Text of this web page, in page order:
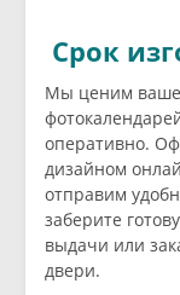
Срок
Мы ценим ваше
оперативно.
дизайном
отправим
заберите
выдачи или
двери.